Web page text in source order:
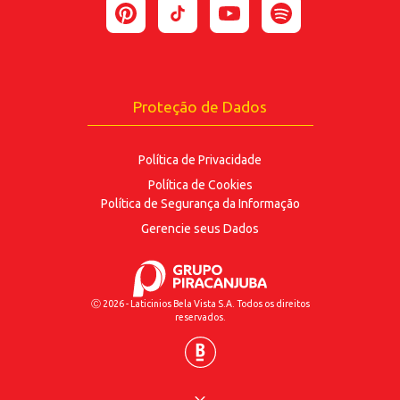
ENVIAR
Proteção de Dados
Política de Privacidade
Política de Cookies
Política de Segurança da Informação
Gerencie seus Dados
Ⓒ 2026 - Laticinios Bela Vista S.A. Todos os direitos
reservados.